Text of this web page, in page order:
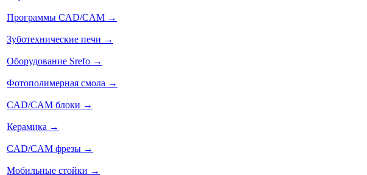
Программы CAD/CAM →
Зуботехнические печи →
Оборудование Srefo →
Фотополимерная смола →
CAD/CAM блоки →
Керамика →
CAD/CAM фрезы →
Мобильные стойки →